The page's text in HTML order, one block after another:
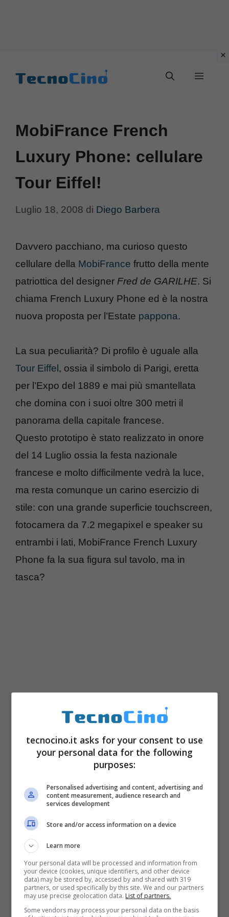
Menu
MobiFrance French
Luxury Phone: cellulare
Tour Eiffel!
Luglio 18, 2008 di Diego Barbera
Davvero pacchiano, ma curioso questo
cellulare della MobiFrance frutto della mente
patriottica del designer Fred de GARILHE. Si
chiama French Luxury Phone ed è la nostra
nuova proposta per l’Estate pappona.
La sua peculiarità? Di profilo è uguale alla
Tour Eiffel, ossia il simbolo di Parigi, eretta
per l’Expo del 1889 e mai più smantellata
che domina con i suoi oltre 300 metri il
panorama della capitale francese.
Questo prototipo è stato realizzato in onore
del 14 Luglio ossia la festa nazionale
francese e molto difficilmente vedrà la luce,
ma resta comunque un carino esercizio di
stile: con una grande superficie touchscreen,
fotocamera da 7.2 megapixel e speaker su
entrambi i lati, MobiFrance French Luxury
Phone fa la sua figura sul tavolo, ma in
tasca?
tecnocino.it asks for your consent to use
your personal data for the following
purposes:
Personalised advertising and content, advertising and
content measurement, audience research and
services development
Store and/or access information on a device
Learn more
Your personal data will be processed and information from
your device (cookies, unique identifiers, and other device
data) may be stored by, accessed by and shared with 319
partners, or used specifically by this site. We and our partners
may use precise geolocation data. List of partners.
Some vendors may process your personal data on the basis